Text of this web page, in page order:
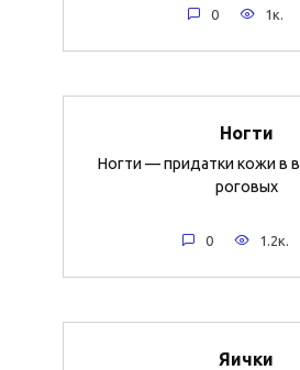
0 1к.
Ногти
Ногти — придатки кожи в
роговых
0 1.2к.
Яички